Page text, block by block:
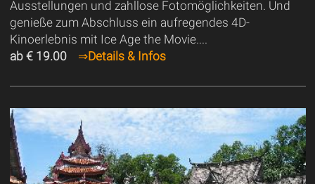
Ausstellungen und zahllose Fotomöglichkeiten. Und
genieße zum Abschluss ein aufregendes 4D-
Kinoerlebnis mit Ice Age the Movie....
ab € 19.00
⇒Details & Infos